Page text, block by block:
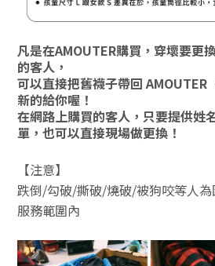
凡是在AMOUTER購買，穿壞要更
的客人，
可以直接把舊襪子帶回 AMOUTER
新的給你喔！
在網路上購買的客人， 只要提供姓
單， 也可以直接現場做更換！
【注意】
跌倒/勾破/撕破/燒破/被狗咬等人為
服務範圍內